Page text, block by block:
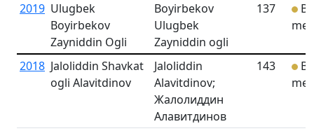
2019 Ulugbek
Boyirbekov
Zayniddin Ogli
Boyirbekov
Ulugbek
Zayniddin ogli
137
2018 Jaloliddin Shavkat
ogli Alavitdinov
Jaloliddin
Alavitdinov;
Жалолиддин
Алавитдинов
143